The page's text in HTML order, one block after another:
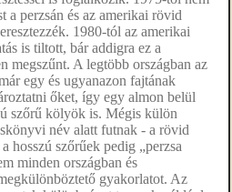
a perzsán és az amerikai rövid
1980-tól az amerikai
is tiltott, bár addigra ez a
megszűnt. A legtöbb országban az
egy és ugyanazon fajtának
őket, így egy almon belül
szőrű kölyök is. Mégis külön
név alatt futnak - a rövid
hosszú szőrűek pedig „perzsa
minden országban és
gyakorlatot. Az